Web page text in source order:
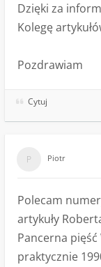
Dzięki za
Kolegę
Pozdrawiam
Cytuj
Piotr
Polecam
artykuły
Pancerna
praktycznie